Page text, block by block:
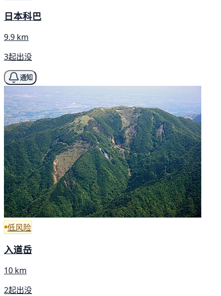
日本科巴
9.9 km
3起出没
通知
低风险
入道岳
10 km
2起出没